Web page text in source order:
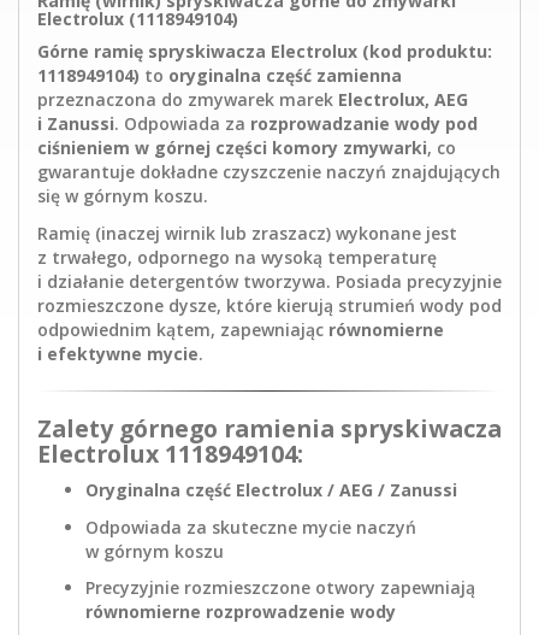
Electrolux (1118949104)
Górne ramię spryskiwacza Electrolux (kod produktu:
1118949104) to oryginalna część zamienna
przeznaczona do zmywarek marek Electrolux, AEG
i Zanussi. Odpowiada za rozprowadzanie wody pod
ciśnieniem w górnej części komory zmywarki, co
gwarantuje dokładne czyszczenie naczyń znajdujących
się w górnym koszu.
Ramię (inaczej wirnik lub zraszacz) wykonane jest
z trwałego, odpornego na wysoką temperaturę
i działanie detergentów tworzywa. Posiada precyzyjnie
rozmieszczone dysze, które kierują strumień wody pod
odpowiednim kątem, zapewniając równomierne
i efektywne mycie.
Zalety górnego ramienia spryskiwacza
Electrolux 1118949104:
Oryginalna część Electrolux / AEG / Zanussi
Odpowiada za skuteczne mycie naczyń
w górnym koszu
Precyzyjnie rozmieszczone otwory zapewniają
równomierne rozprowadzenie wody